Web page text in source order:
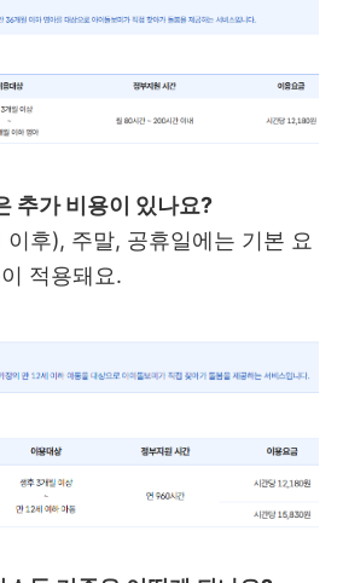
추가 비용이 있나요?
후), 주말, 공휴일에는 기본 요
적용돼요.